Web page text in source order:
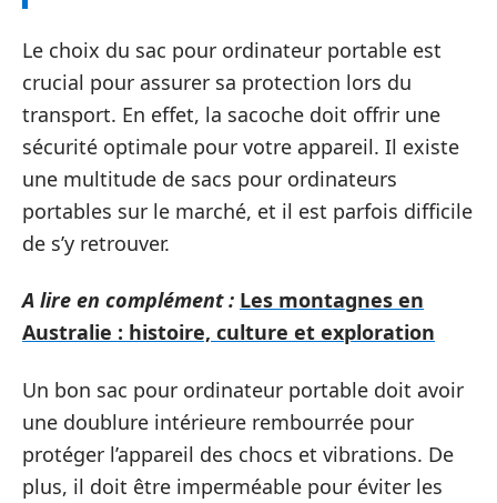
Le choix du sac pour ordinateur portable est
crucial pour assurer sa protection lors du
transport. En effet, la sacoche doit offrir une
sécurité optimale pour votre appareil. Il existe
une multitude de sacs pour ordinateurs
portables sur le marché, et il est parfois difficile
de s’y retrouver.
A lire en complément : Les montagnes en
Australie : histoire, culture et exploration
Un bon sac pour ordinateur portable doit avoir
une doublure intérieure rembourrée pour
protéger l’appareil des chocs et vibrations. De
plus, il doit être imperméable pour éviter les